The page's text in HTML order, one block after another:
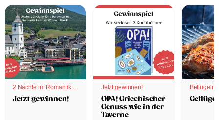
2 Nächte im Romantik
Hotel
Jetzt gewinnen!
Jetzt gewinnen!
OPA! Griechischer
Genuss wie in der
Taverne